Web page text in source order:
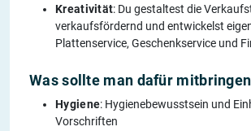
Kreativität: Du gestaltest die
verkaufsfördernd und entwickelst
Plattenservice, Geschenkservice und
Was sollte man dafür
Hygiene: Hygienebewusstsein und
Vorschriften